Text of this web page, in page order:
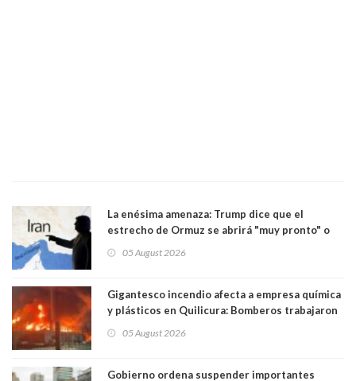
La enésima amenaza: Trump dice que el
estrecho de Ormuz se abrirá "muy pronto" o
05 August 2026
Gigantesco incendio afecta a empresa química
y plásticos en Quilicura: Bomberos trabajaron
05 August 2026
Gobierno ordena suspender importantes